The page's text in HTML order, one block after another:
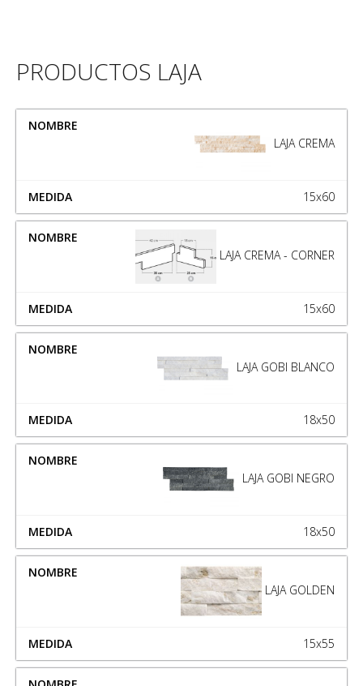
PRODUCTOS LAJA
NOMBRE
LAJA CREMA
15x60
LAJA CREMA - CORNER
15x60
LAJA GOBI BLANCO
18x50
LAJA GOBI NEGRO
18x50
LAJA GOLDEN
15x55